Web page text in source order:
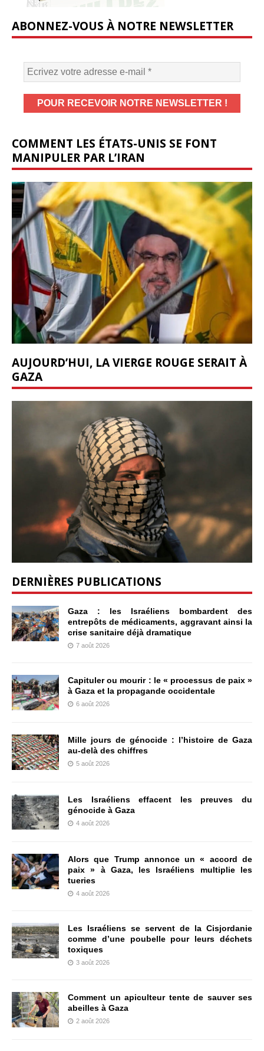
ABONNEZ-VOUS À NOTRE NEWSLETTER
COMMENT LES ÉTATS-UNIS SE FONT
MANIPULER PAR L’IRAN
AUJOURD’HUI, LA VIERGE ROUGE SERAIT À
GAZA
DERNIÈRES PUBLICATIONS
Gaza : les Israéliens bombardent des
entrepôts de médicaments, aggravant ainsi la
crise sanitaire déjà dramatique
7 août 2026
Capituler ou mourir : le « processus de paix »
à Gaza et la propagande occidentale
6 août 2026
Mille jours de génocide : l’histoire de Gaza
au-delà des chiffres
5 août 2026
Les Israéliens effacent les preuves du
génocide à Gaza
4 août 2026
Alors que Trump annonce un « accord de
paix » à Gaza, les Israéliens multiplie les
tueries
4 août 2026
Les Israéliens se servent de la Cisjordanie
comme d’une poubelle pour leurs déchets
toxiques
3 août 2026
Comment un apiculteur tente de sauver ses
abeilles à Gaza
2 août 2026